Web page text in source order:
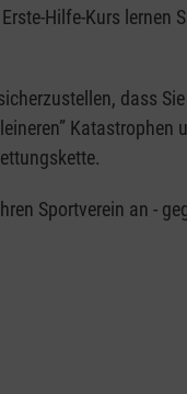
Hilfe-Kurs lernen
dass
Katastrophen
Sportverein an -